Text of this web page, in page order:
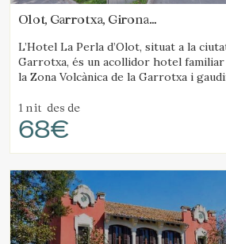
Olot, Garrotxa, Girona
L’Hotel La Perla d’Olot, situat a la
Garrotxa, és un acollidor hotel
la Zona Volcànica de la Garrotxa i
1 nit des de
68€